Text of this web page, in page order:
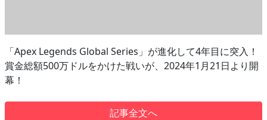
「Apex Legends Global Series」が進化して4年目に突入！
賞金総額500万ドルをかけた戦いが、2024年1月21日より開
幕！
記事全文へ